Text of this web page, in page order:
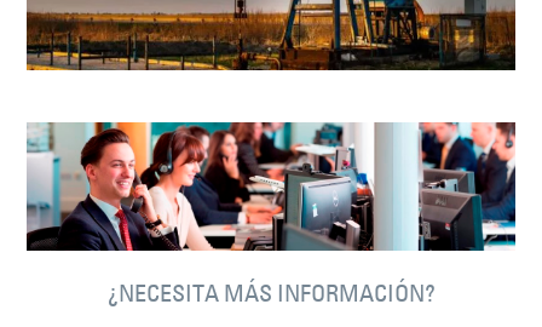
¿NECESITA MÁS INFORMACIÓN?